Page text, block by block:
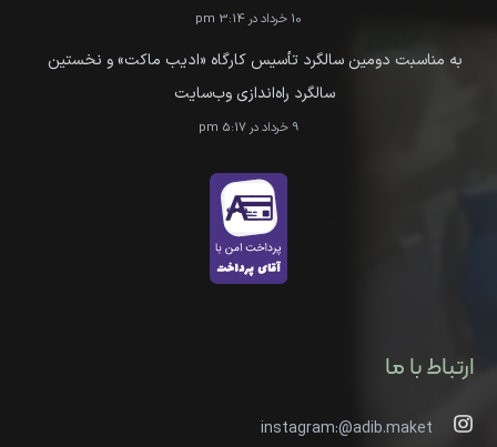
10 خرداد در 3:14 pm
به مناسبت دومین سالگرد تأسیس کارگاه «ادیب ماکت» و نخستین
سالگرد راه‌اندازی وب‌سایت
9 خرداد در 5:17 pm
ارتباط با ما
instagram:@adib.maket